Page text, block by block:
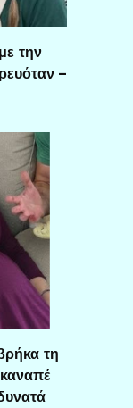
την
–
τη